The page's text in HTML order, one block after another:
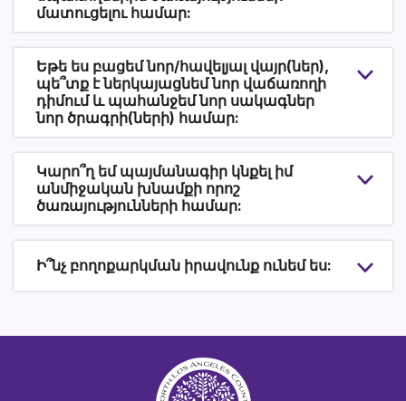
մատուցելու համար:
Եթե ես բացեմ նոր/հավելյալ վայր(ներ),
պե՞տք է ներկայացնեմ նոր վաճառողի
դիմում և պահանջեմ նոր սակագներ
նոր ծրագրի(ների) համար:
Կարո՞ղ եմ պայմանագիր կնքել իմ
անմիջական խնամքի որոշ
ծառայությունների համար:
Ի՞նչ բողոքարկման իրավունք ունեմ ես: